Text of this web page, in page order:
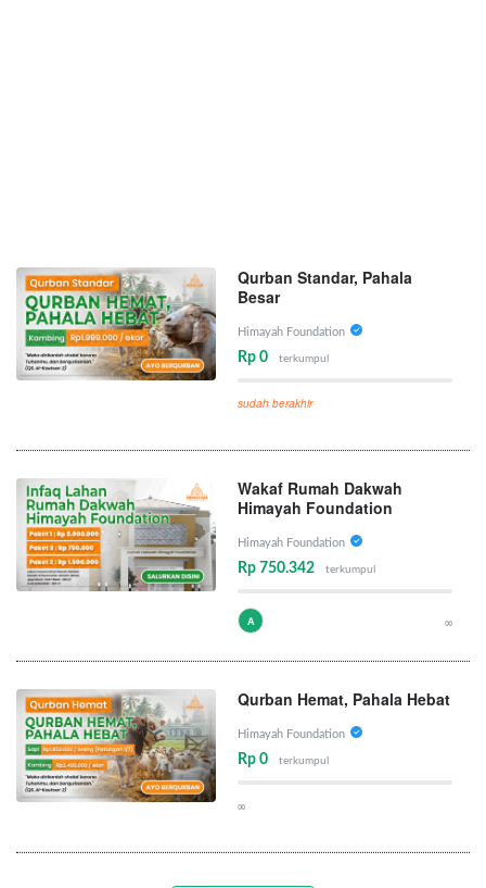
Qurban Standar, Pahala
Besar
Himayah Foundation
Rp 0 terkumpul
sudah berakhir
Wakaf Rumah Dakwah
Himayah Foundation
Himayah Foundation
Rp 750.342 terkumpul
A ∞
Qurban Hemat, Pahala Hebat
Himayah Foundation
Rp 0 terkumpul
∞